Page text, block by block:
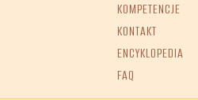
KOMPETENCJE
KONTAKT
ENCYKLOPEDIA
FAQ